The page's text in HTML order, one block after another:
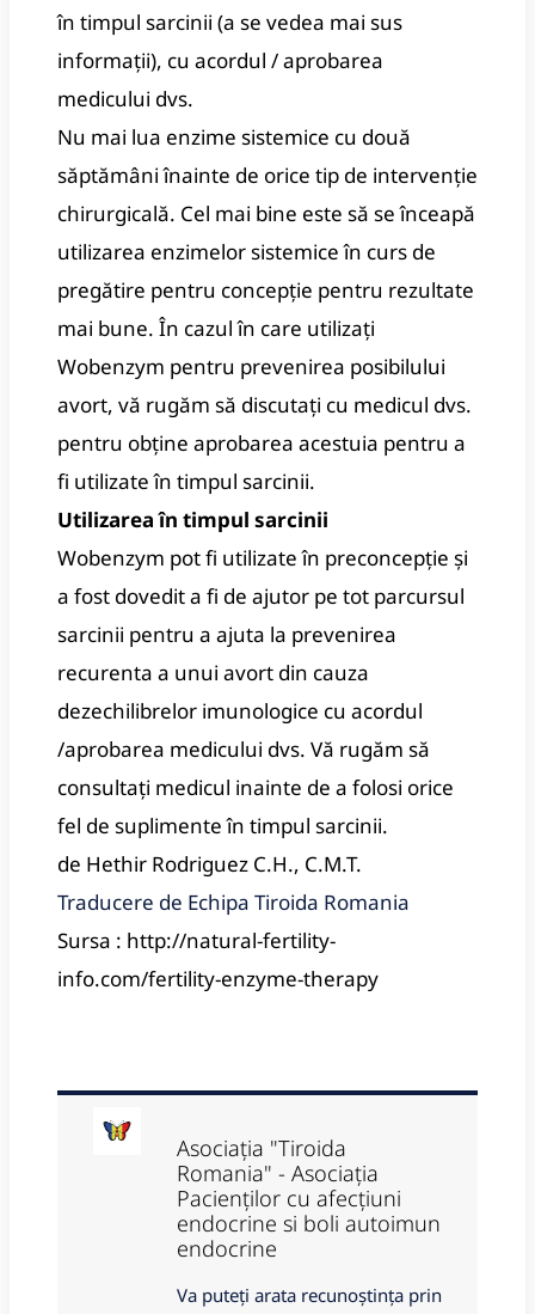
în timpul sarcinii (a se vedea mai sus
informații), cu acordul / aprobarea
medicului dvs.
Nu mai lua enzime sistemice cu două
săptămâni înainte de orice tip de intervenție
chirurgicală. Cel mai bine este să se înceapă
utilizarea enzimelor sistemice în curs de
pregătire pentru concepție pentru rezultate
mai bune. În cazul în care utilizați
Wobenzym pentru prevenirea posibilului
avort, vă rugăm să discutați cu medicul dvs.
pentru obține aprobarea acestuia pentru a
fi utilizate în timpul sarcinii.
Utilizarea în timpul sarcinii
Wobenzym pot fi utilizate în preconcepție și
a fost dovedit a fi de ajutor pe tot parcursul
sarcinii pentru a ajuta la prevenirea
recurenta a unui avort din cauza
dezechilibrelor imunologice cu acordul
/aprobarea medicului dvs. Vă rugăm să
consultați medicul inainte de a folosi orice
fel de suplimente în timpul sarcinii.
de Hethir Rodriguez C.H., C.M.T.
Traducere de Echipa Tiroida Romania
Sursa : http://natural-fertility-
info.com/fertility-enzyme-therapy
Asociația "Tiroida
Romania" - Asociația
Pacienților cu afecțiuni
endocrine si boli autoimun
endocrine
Va puteți arata recunoștința prin